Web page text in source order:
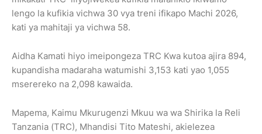
lengo la kufikia vichwa 30 vya treni ifikapo Machi 2026,
kati ya mahitaji ya vichwa 58.
Aidha Kamati hiyo imeipongeza TRC Kwa kutoa ajira 894,
kupandisha madaraha watumishi 3,153 kati yao 1,055
mserereko na 2,098 kawaida.
Mapema, Kaimu Mkurugenzi Mkuu wa wa Shirika la Reli
Tanzania (TRC), Mhandisi Tito Mateshi, akielezea